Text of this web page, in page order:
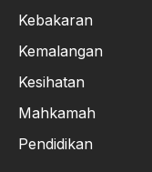
Kebakaran
Kemalangan
Kesihatan
Mahkamah
Pendidikan